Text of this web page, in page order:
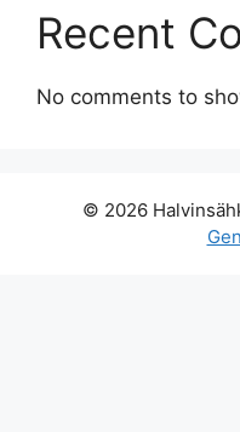
Recent
No comments to
© 2026